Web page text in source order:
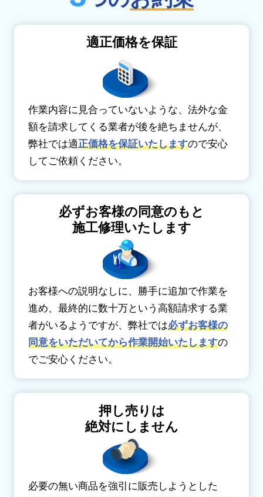
適正価格を保証
作業内容に見合っていないような、法外な金
額を請求してくる業者が後を絶ちませんが、
弊社では適正価格を保証いたしますので安心
してご依頼ください。
必ずお客様の同意のもと
施工修理いたします
お客様への説明なしに、勝手に追加で作業を
進め、最終的に数十万という高額請求する業
者がいるようですが、弊社では必ずお客様の
同意をいただいてから作業開始いたしますの
でご安心ください。
押し売りは
絶対にしません
必要の無い商品を強引に販売しようとした